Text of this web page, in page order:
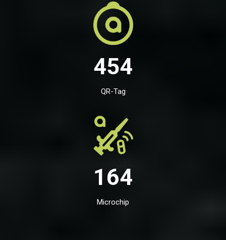
454
QR-Tag
164
Microchip